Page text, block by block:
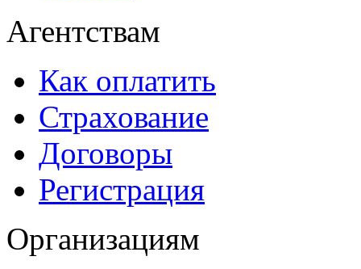
Агентствам
Как оплатить
Страхование
Договоры
Регистрация
Организациям